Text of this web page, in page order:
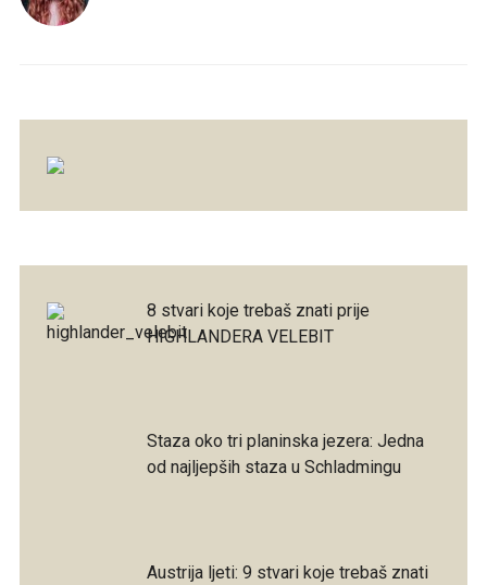
8 stvari koje trebaš znati prije
HIGHLANDERA VELEBIT
Staza oko tri planinska jezera: Jedna
od najljepših staza u Schladmingu
Austrija ljeti: 9 stvari koje trebaš znati